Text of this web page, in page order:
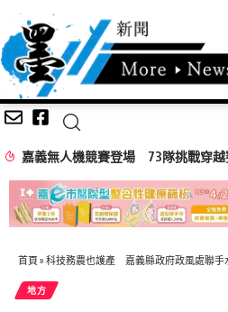
嘉義無人機競賽登場 73隊挑戰穿越
首頁 » 科技務農也護產 嘉義縣政府政風處聯手
地方